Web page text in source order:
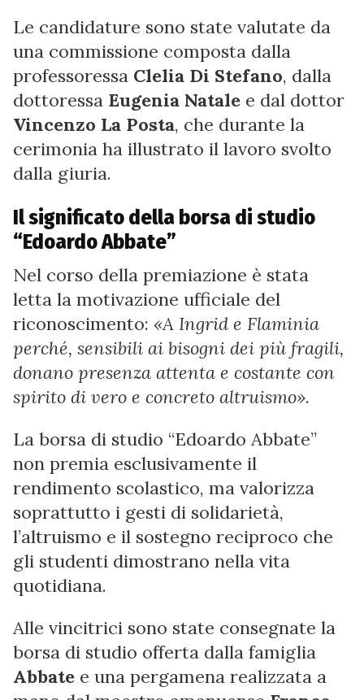
Le candidature sono state valutate da
una commissione composta dalla
professoressa Clelia Di Stefano, dalla
dottoressa Eugenia Natale e dal dottor
Vincenzo La Posta, che durante la
cerimonia ha illustrato il lavoro svolto
dalla giuria.
Il significato della borsa di studio
“Edoardo Abbate”
Nel corso della premiazione è stata
letta la motivazione ufficiale del
riconoscimento: «A Ingrid e Flaminia
perché, sensibili ai bisogni dei più fragili,
donano presenza attenta e costante con
spirito di vero e concreto altruismo».
La borsa di studio “Edoardo Abbate”
non premia esclusivamente il
rendimento scolastico, ma valorizza
soprattutto i gesti di solidarietà,
l’altruismo e il sostegno reciproco che
gli studenti dimostrano nella vita
quotidiana.
Alle vincitrici sono state consegnate la
borsa di studio offerta dalla famiglia
Abbate e una pergamena realizzata a